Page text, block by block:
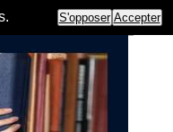
S'opposer Accepter